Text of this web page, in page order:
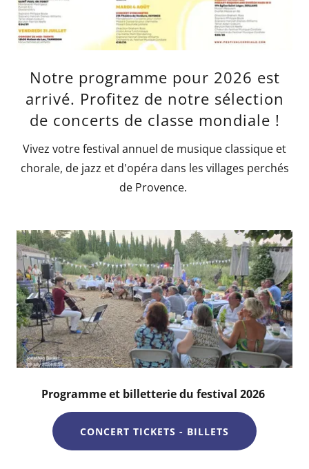
Notre programme pour 2026 est
arrivé. Profitez de notre sélection
de concerts de classe mondiale !
Vivez votre festival annuel de musique classique et
chorale, de jazz et d'opéra dans les villages perchés
de Provence.
Programme et billetterie du festival 2026
CONCERT TICKETS - BILLETS